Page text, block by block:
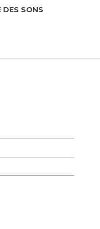
DES SONS